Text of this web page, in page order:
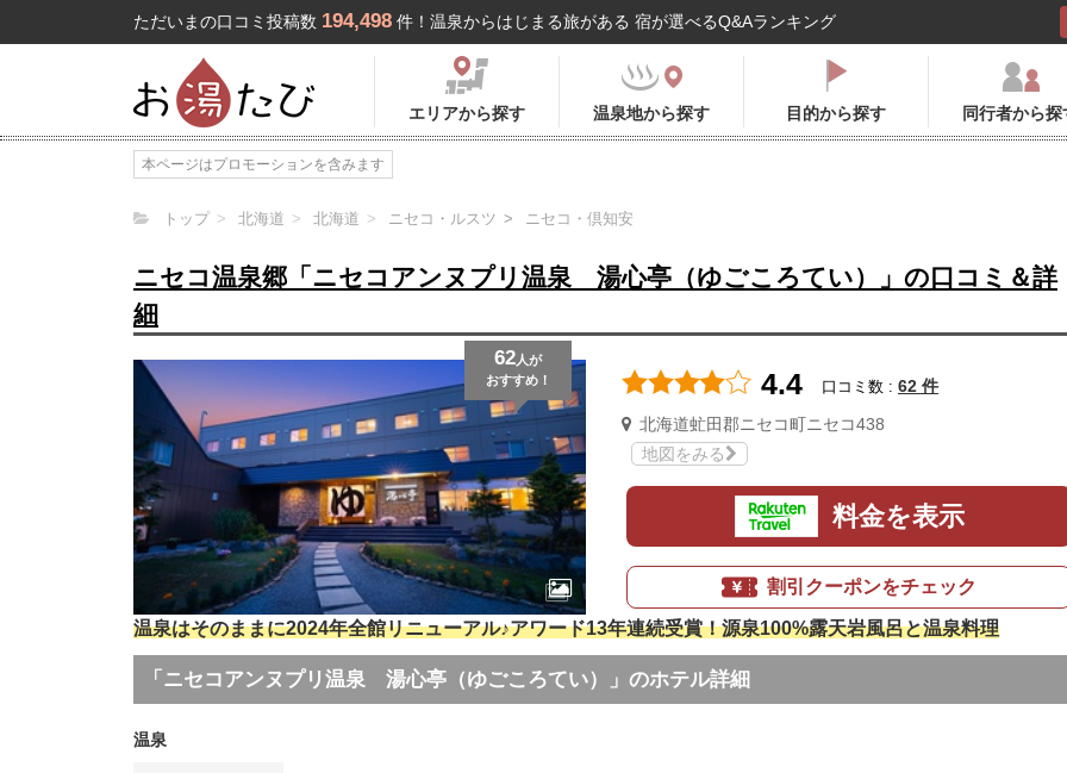
ただいまの口コミ投稿数 194,498 件！温泉からはじまる旅がある 宿が選べるQ&Aランキング
エリアから探す 温泉地から探す 目的から探す 同行者から探
本ページはプロモーションを含みます
トップ 北海道 北海道 ニセコ・ルスツ ニセコ・倶知安
ニセコ温泉郷「ニセコアンヌプリ温泉 湯心亭（ゆごころてい）」の口コミ＆詳
細
62 人が
おすすめ！
4.4 口コミ数 : 62 件
北海道虻田郡ニセコ町ニセコ438
地図をみる
料金を表示
割引クーポンをチェック
温泉はそのままに2024年全館リニューアル♪アワード13年連続受賞！源泉100%露天岩風呂と温泉料理
「ニセコアンヌプリ温泉 湯心亭（ゆごころてい）」のホテル詳細
温泉